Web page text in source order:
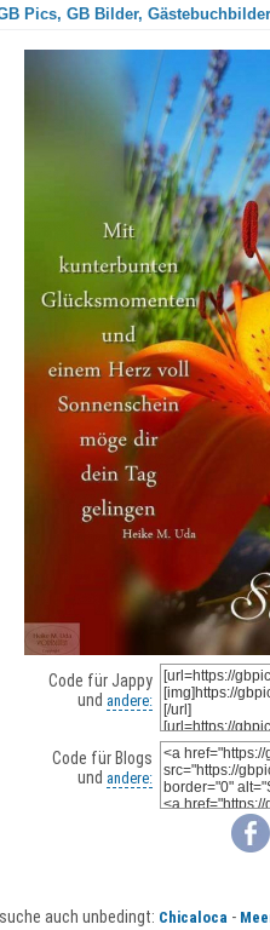
Pics, GB Bilder,
Code für Jappy
und andere:
Code für Blogs
und andere:
auch unbedingt: Chicaloca -